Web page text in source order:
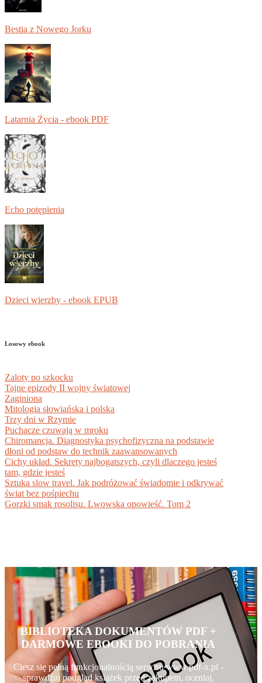
Bestia z Nowego Jorku
Latarnia Życia - ebook PDF
Echo potępienia
Dzieci wierzby - ebook EPUB
Losowy ebook
Zaloty po szkocku
Tajne epizody II wojny światowej
Zaginiona
Mitologia słowiańska i polska
Trzy dni w Rzymie
Puchacze czuwają w mroku
Chiromancja. Diagnostyka psychofizyczna na podstawie
dłoni od podstaw do technik zaawansowanych
Cichy układ. Sekrety najbogatszych, czyli dlaczego jesteś
tam, gdzie jesteś
Sztuka slow travel. Jak podróżować świadomie i odkrywać
świat bez pośpiechu
Gorzki smak rosolisu. Lwowska opowieść. Tom 2
BIBLIOTEKA DOKUMENTÓW PDF +
DARMOWE EBOOKI DO POBRANIA
Ciesz się pełną funkcjonalnością serwisu www.pdf-x.pl -
sprawdzaj podgląd książek przed zakupem, oceniaj,